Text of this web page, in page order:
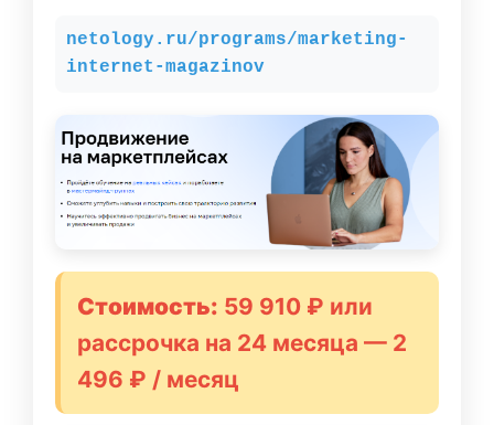
netology.ru/programs/marketing-
internet-magazinov
Стоимость: 59 910 ₽ или
рассрочка на 24 месяца — 2
496 ₽ / месяц